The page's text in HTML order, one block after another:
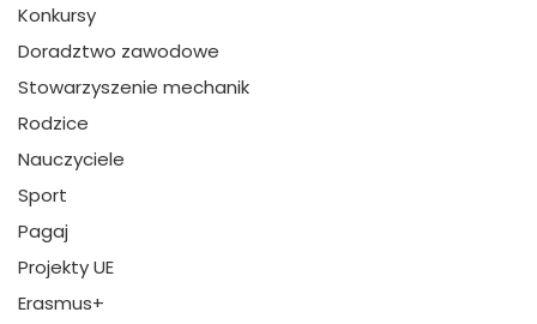
Konkursy
Doradztwo zawodowe
Stowarzyszenie mechanik
Rodzice
Nauczyciele
Sport
Pagaj
Projekty UE
Erasmus+